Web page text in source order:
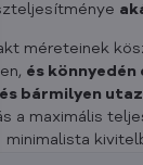
méreteinek
és
bármilyen
a maximális
minimalista